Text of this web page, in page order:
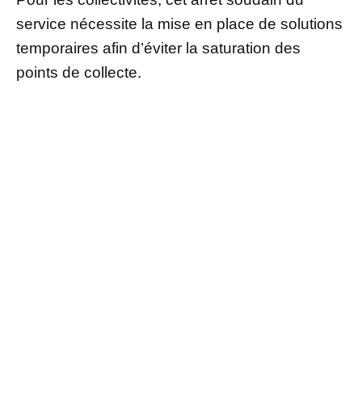
service nécessite la mise en place de solutions
temporaires afin d’éviter la saturation des
points de collecte.